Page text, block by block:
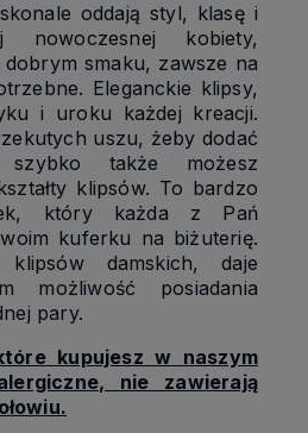
oddają styl, klasę i
nowoczesnej kobiety,
smaku, zawsze na
Eleganckie klipsy,
i uroku każdej kreacji.
uszu, żeby dodać
szybko także możesz
klipsów. To bardzo
który każda z Pań
kuferku na biżuterię.
damskich, daje
możliwość posiadania
pary.
kupujesz w naszym
nie zawierają